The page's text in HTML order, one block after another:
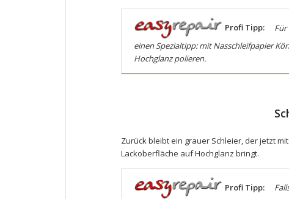
Profi Tipp:
Für
einen Spezialtipp: mitNasschleifpapier
Hochglanz polieren.
Zurück bleibt ein grauer Schleier, der jetzt
Lackoberfläche auf Hochglanz bringt.
Profi Tipp: